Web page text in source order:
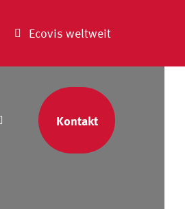
Ecovis weltweit
Kontakt